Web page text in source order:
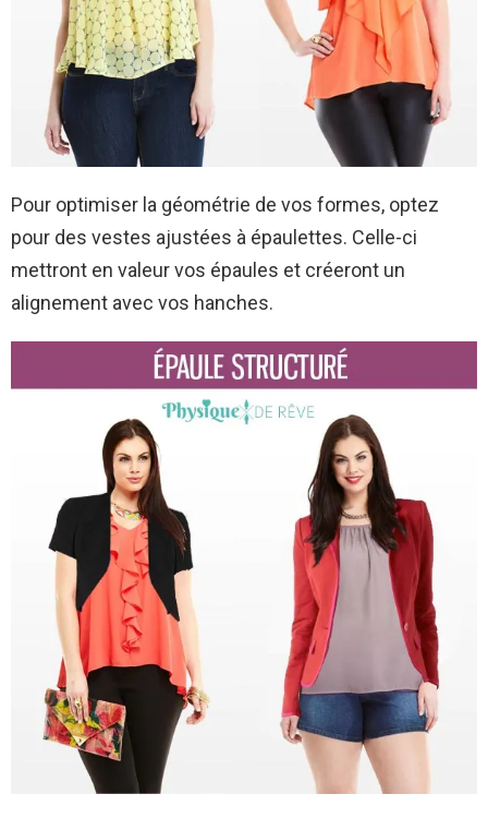
Pour optimiser la géométrie de vos formes, optez
pour des vestes ajustées à épaulettes. Celle-ci
mettront en valeur vos épaules et créeront un
alignement avec vos hanches.